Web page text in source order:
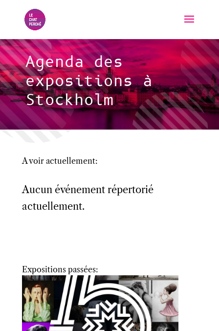
Agenda des
expositions à
Stockholm
A voir actuellement:
Aucun événement répertorié
actuellement.
Expositions passées: